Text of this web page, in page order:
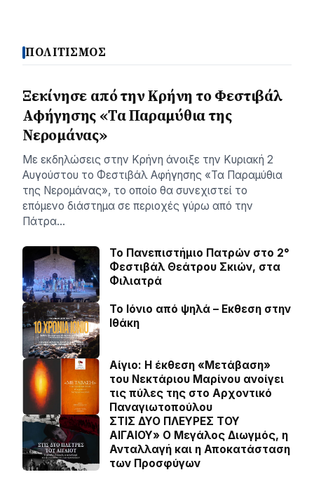
ΠΟΛΙΤΙΣΜΟΣ
Ξεκίνησε από την Κρήνη το Φεστιβάλ
Αφήγησης «Τα Παραμύθια της
Νερομάνας»
Με εκδηλώσεις στην Κρήνη άνοιξε την Κυριακή 2
Αυγούστου το Φεστιβάλ Αφήγησης «Τα Παραμύθια
της Νερομάνας», το οποίο θα συνεχιστεί το
επόμενο διάστημα σε περιοχές γύρω από την
Πάτρα…
Το Πανεπιστήμιο Πατρών στο 2°
Φεστιβάλ Θεάτρου Σκιών, στα
Φιλιατρά
Το Ιόνιο από ψηλά – Eκθεση στην
Ιθάκη
Αίγιο: Η έκθεση «Μετάβαση»
του Νεκτάριου Μαρίνου ανοίγει
τις πύλες της στο Αρχοντικό
Παναγιωτοπούλου
ΣΤΙΣ ΔΥΟ ΠΛΕΥΡΕΣ ΤΟΥ
ΑΙΓΑΙΟΥ» Ο Μεγάλος Διωγμός, η
Ανταλλαγή και η Αποκατάσταση
των Προσφύγων